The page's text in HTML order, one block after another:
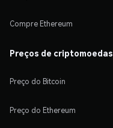
Compre Ethereum
Preços de criptomoedas
Preço do Bitcoin
Preço do Ethereum